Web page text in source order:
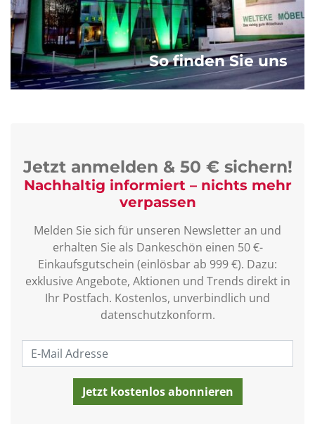
So finden Sie uns
Jetzt anmelden & 50 € sichern!
Nachhaltig informiert – nichts mehr
verpassen
Melden Sie sich für unseren Newsletter an und
erhalten Sie als Dankeschön einen 50 €-
Einkaufsgutschein (einlösbar ab 999 €). Dazu:
exklusive Angebote, Aktionen und Trends direkt in
Ihr Postfach. Kostenlos, unverbindlich und
datenschutzkonform.